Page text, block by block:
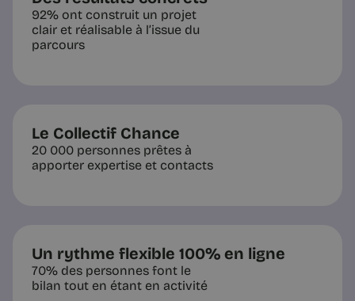
92% ont construit un projet
clair et réalisable à l’issue du
parcours
Le Collectif Chance
20 000 personnes prêtes à
apporter expertise et contacts
Un rythme flexible 100% en ligne
70% des personnes font le
bilan tout en étant en activité